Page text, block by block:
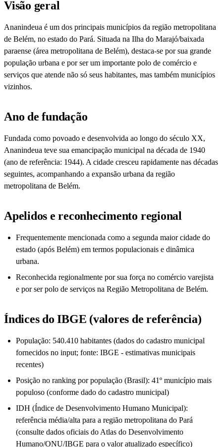
Visão geral
Ananindeua é um dos principais municípios da região metropolitana
de Belém, no estado do Pará. Situada na Ilha do Marajó/baixada
paraense (área metropolitana de Belém), destaca-se por sua grande
população urbana e por ser um importante polo de comércio e
serviços que atende não só seus habitantes, mas também municípios
vizinhos.
Ano de fundação
Fundada como povoado e desenvolvida ao longo do século XX,
Ananindeua teve sua emancipação municipal na década de 1940
(ano de referência: 1944). A cidade cresceu rapidamente nas décadas
seguintes, acompanhando a expansão urbana da região
metropolitana de Belém.
Apelidos e reconhecimento regional
Frequentemente mencionada como a segunda maior cidade do
estado (após Belém) em termos populacionais e dinâmica
urbana.
Reconhecida regionalmente por sua força no comércio varejista
e por ser polo de serviços na Região Metropolitana de Belém.
Índices do IBGE (valores de referência)
População: 540.410 habitantes (dados do cadastro municipal
fornecidos no input; fonte: IBGE - estimativas municipais
recentes)
Posição no ranking por população (Brasil): 41º município mais
populoso (conforme dado do cadastro municipal)
IDH (Índice de Desenvolvimento Humano Municipal):
referência média/alta para a região metropolitana do Pará
(consulte dados oficiais do Atlas do Desenvolvimento
Humano/ONU/IBGE para o valor atualizado específico)